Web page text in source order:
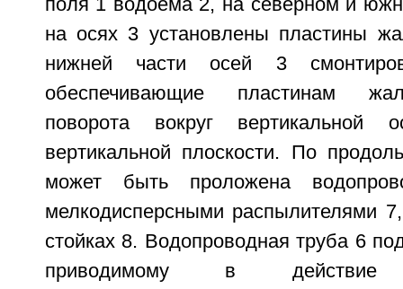
поля 1 водоема 2, на северном и
на осях 3 установлены пластины
нижней части осей 3
обеспечивающие пластинам
поворота вокруг
вертикальной плоскости. По
может быть проложена
мелкодисперсными распылителями
стойках 8. Водопроводная труба 6
приводимому в действие